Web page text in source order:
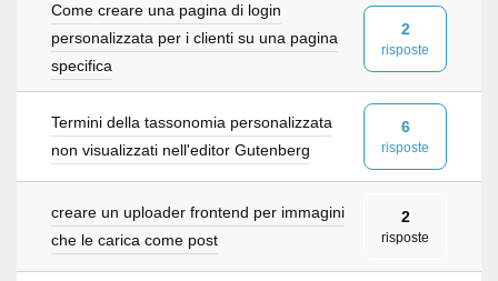
Come creare una pagina di login
personalizzata per i clienti su una pagina
specifica
2
risposte
Termini della tassonomia personalizzata
non visualizzati nell'editor Gutenberg
6
risposte
creare un uploader frontend per immagini
che le carica come post
2
risposte